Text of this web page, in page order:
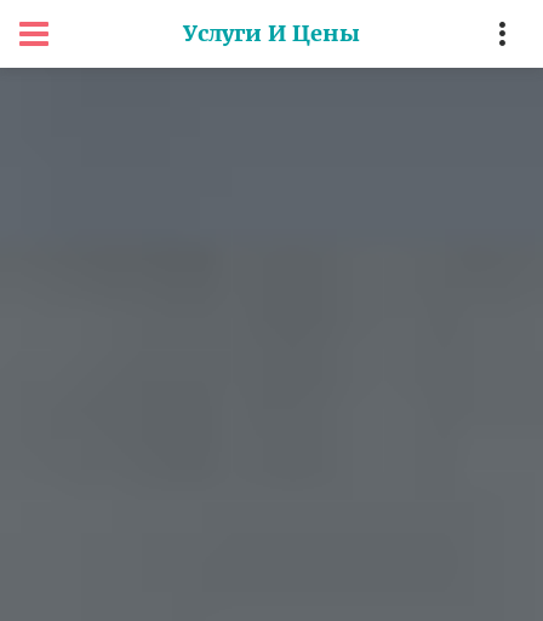
Услуги И Цены